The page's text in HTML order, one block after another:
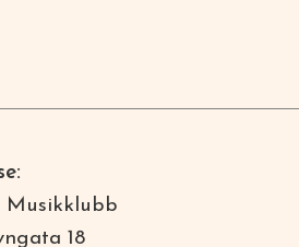
Musikklubb
18